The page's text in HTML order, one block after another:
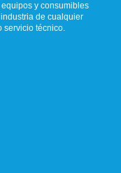
y consumibles
de cualquier
servicio técnico.